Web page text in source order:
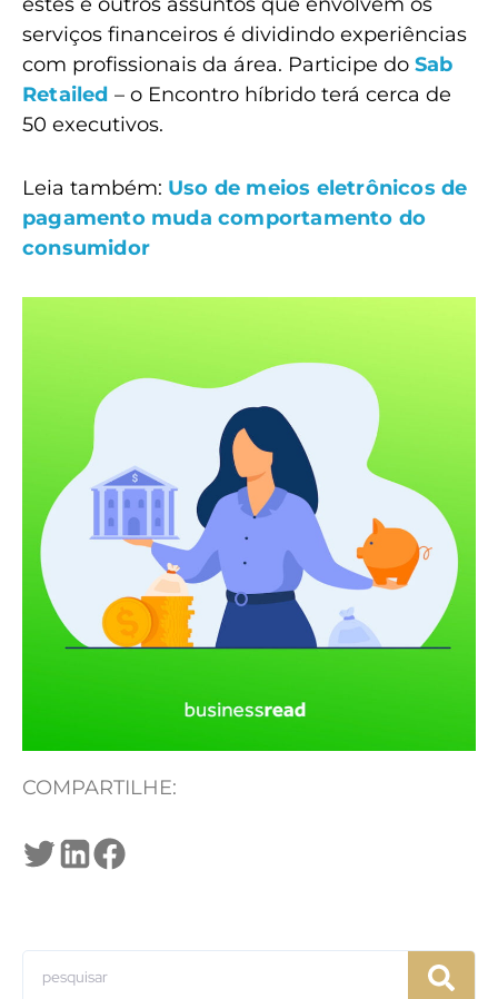
serviços financeiros é dividindo experiências
com profissionais da área. Participe do Sab
Retailed – o Encontro híbrido terá cerca de
50 executivos.
Leia também: Uso de meios eletrônicos de
pagamento muda comportamento do
consumidor
COMPARTILHE: